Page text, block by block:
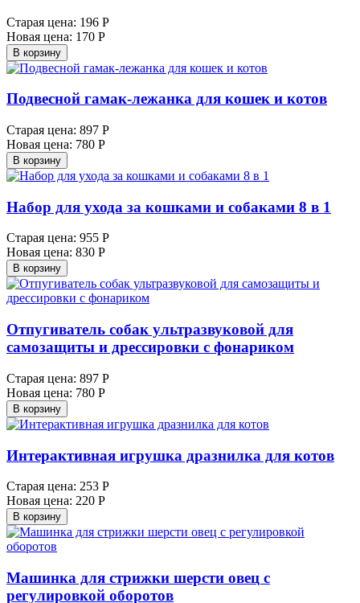
Старая цена: 196 Р
Новая цена: 170 Р
В корзину
Подвесной гамак-лежанка для кошек и котов
Старая цена: 897 Р
Новая цена: 780 Р
В корзину
Набор для ухода за кошками и собаками 8 в 1
Старая цена: 955 Р
Новая цена: 830 Р
В корзину
Отпугиватель собак ультразвуковой для
самозащиты и дрессировки с фонариком
Старая цена: 897 Р
Новая цена: 780 Р
В корзину
Интерактивная игрушка дразнилка для котов
Старая цена: 253 Р
Новая цена: 220 Р
В корзину
Машинка для стрижки шерсти овец с
регулировкой оборотов